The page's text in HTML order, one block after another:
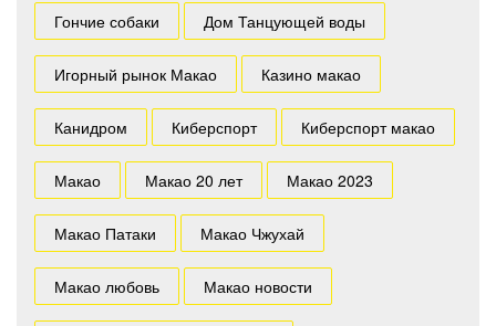
Гончие собаки Дом Танцующей воды
Игорный рынок Макао Казино макао
Канидром Киберспорт Киберспорт макао
Макао Макао 20 лет Макао 2023
Макао Патаки Макао Чжухай
Макао любовь Макао новости